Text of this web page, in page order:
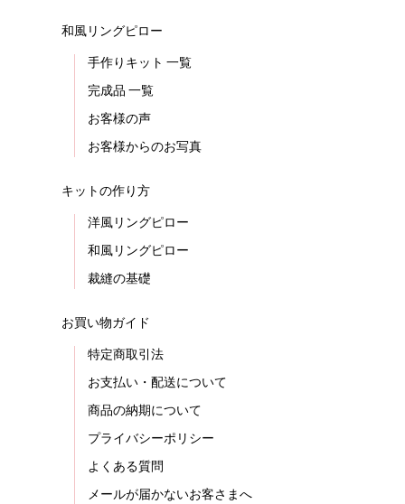
和風リングピロー
手作りキット 一覧
完成品 一覧
お客様の声
お客様からのお写真
キットの作り方
洋風リングピロー
和風リングピロー
裁縫の基礎
お買い物ガイド
特定商取引法
お支払い・配送について
商品の納期について
プライバシーポリシー
よくある質問
メールが届かないお客さまへ